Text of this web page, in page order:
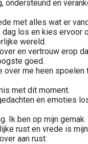
ondersteund en
met alles wat er
dag los en kies ervoor
wereld.
en vertrouw erop
goed.
over me heen
met dit moment.
en emoties
Ik ben op mijn
rust en vrede is
aan rust.